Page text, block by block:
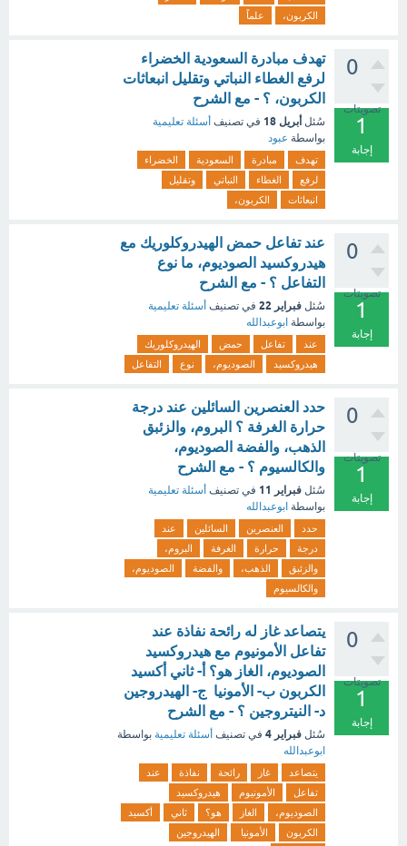
الكربون،
علماً
0
تصويتات
1
إجابة
تهدف مبادرة السعودية الخضراء
لرفع الغطاء النباتي وتقليل انبعاثات
الكربون، ؟ - مع الشرح
سُئل أبريل 18 في تصنيف أسئلة تعليمية
بواسطة عبود
تهدف مبادرة السعودية
الخضراء
لرفع
الغطاء النباتي
وتقليل
انبعاثات
الكربون،
0
تصويتات
1
إجابة
عند تفاعل حمض الهيدروكلوريك مع
هيدروكسيد الصوديوم، ما نوع
التفاعل ؟ - مع الشرح
سُئل فبراير 22 في تصنيف أسئلة تعليمية
بواسطة ابوعبدالله
عند تفاعل حمض
الهيدروكلوريك
هيدروكسيد
الصوديوم، نوع التفاعل
0
تصويتات
1
إجابة
حدد العنصرين السائلين عند درجة
حرارة الغرفة ؟ البروم، والزئبق
الذهب، والفضة الصوديوم،
والكالسيوم ؟ - مع الشرح
سُئل فبراير 11 في تصنيف أسئلة تعليمية
بواسطة ابوعبدالله
حدد العنصرين السائلين
عند
درجة
حرارة الغرفة
البروم،
والزئبق
الذهب، والفضة
الصوديوم،
والكالسيوم
0
تصويتات
1
إجابة
يتصاعد غاز له رائحة نفاذة عند
تفاعل الأمونيوم مع هيدروكسيد
الصوديوم، الغاز هو؟ أ- ثاني أكسيد
الكربون ب- الأمونيا ج- الهيدروجين
د- النيتروجين ؟ - مع الشرح
سُئل فبراير 4 في تصنيف أسئلة تعليمية بواسطة
ابوعبدالله
يتصاعد غاز رائحة نفاذة
عند
تفاعل
الأمونيوم
هيدروكسيد
الصوديوم،
الغاز هو؟ ثاني
أكسيد
الكربون
الأمونيا
الهيدروجين